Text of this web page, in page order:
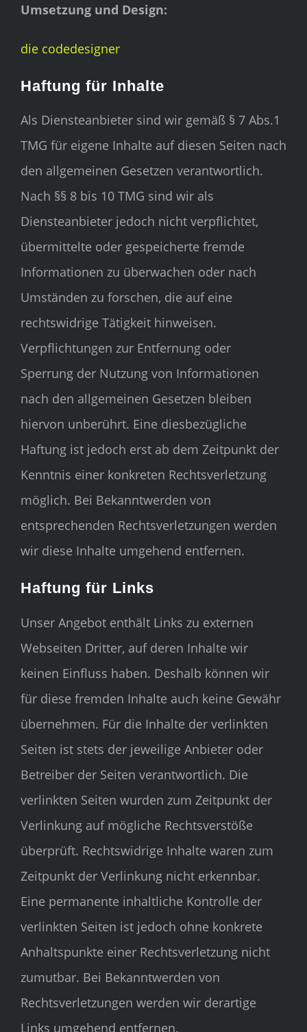
Umsetzung und Design:
die codedesigner
Haftung für Inhalte
Als Diensteanbieter sind wir gemäß § 7 Abs.1
TMG für eigene Inhalte auf diesen Seiten nach
den allgemeinen Gesetzen verantwortlich.
Nach §§ 8 bis 10 TMG sind wir als
Diensteanbieter jedoch nicht verpflichtet,
übermittelte oder gespeicherte fremde
Informationen zu überwachen oder nach
Umständen zu forschen, die auf eine
rechtswidrige Tätigkeit hinweisen.
Verpflichtungen zur Entfernung oder
Sperrung der Nutzung von Informationen
nach den allgemeinen Gesetzen bleiben
hiervon unberührt. Eine diesbezügliche
Haftung ist jedoch erst ab dem Zeitpunkt der
Kenntnis einer konkreten Rechtsverletzung
möglich. Bei Bekanntwerden von
entsprechenden Rechtsverletzungen werden
wir diese Inhalte umgehend entfernen.
Haftung für Links
Unser Angebot enthält Links zu externen
Webseiten Dritter, auf deren Inhalte wir
keinen Einfluss haben. Deshalb können wir
für diese fremden Inhalte auch keine Gewähr
übernehmen. Für die Inhalte der verlinkten
Seiten ist stets der jeweilige Anbieter oder
Betreiber der Seiten verantwortlich. Die
verlinkten Seiten wurden zum Zeitpunkt der
Verlinkung auf mögliche Rechtsverstöße
überprüft. Rechtswidrige Inhalte waren zum
Zeitpunkt der Verlinkung nicht erkennbar.
Eine permanente inhaltliche Kontrolle der
verlinkten Seiten ist jedoch ohne konkrete
Anhaltspunkte einer Rechtsverletzung nicht
zumutbar. Bei Bekanntwerden von
Rechtsverletzungen werden wir derartige
Links umgehend entfernen.